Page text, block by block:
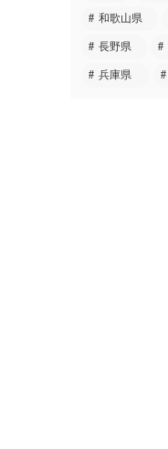
和歌山県
長野県
兵庫県